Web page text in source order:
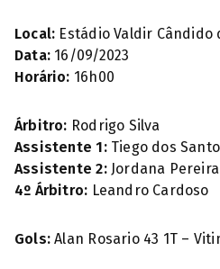
Local: Estádio Valdir Cândido
Data: 16/09/2023
Horário: 16h00
Árbitro: Rodrigo Silva
Assistente 1:Tiego dos
Assistente 2:Jordana Pereira
4º Árbitro: Leandro Cardoso
Gols:Alan Rosario 43 1T –